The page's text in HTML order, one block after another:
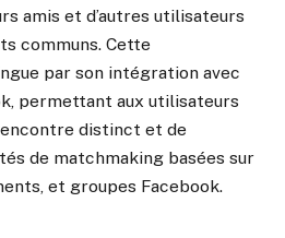
amis et d’autres utilisateurs
communs. Cette
par son intégration avec
permettant aux utilisateurs
distinct et de
de matchmaking basées sur
et groupes Facebook.